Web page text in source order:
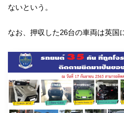
ないという。
なお、押収した26台の車両は英国